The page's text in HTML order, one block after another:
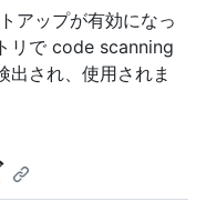
アップが有効になっ
リで code scanning
出され、使用されま